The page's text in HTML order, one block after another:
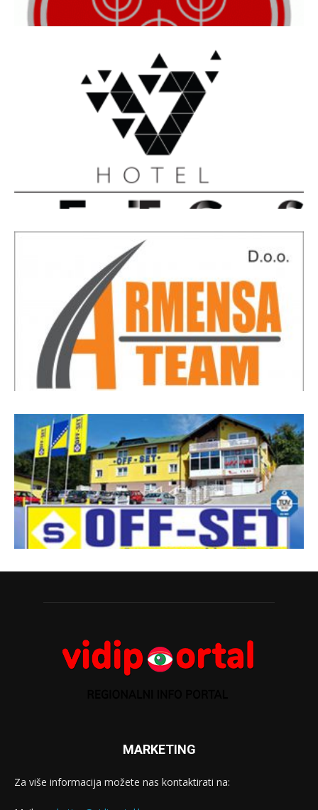
MARKETING
Za više informacija možete nas kontaktirati na: